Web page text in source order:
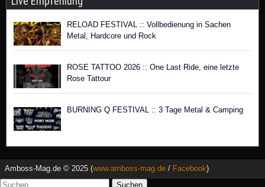
RELOAD FESTIVAL :: Vollbedienung in Sachen
Metal, Hardcore und Rock
ROSE TATTOO 2026 :: One Last Ride, eine letzte
Rose Tattour
BURNING Q FESTIVAL :: 3 Tage Metal & Camping
Amboss-Mag.de © 2025 (www.amboss-mag.de / Facebook)